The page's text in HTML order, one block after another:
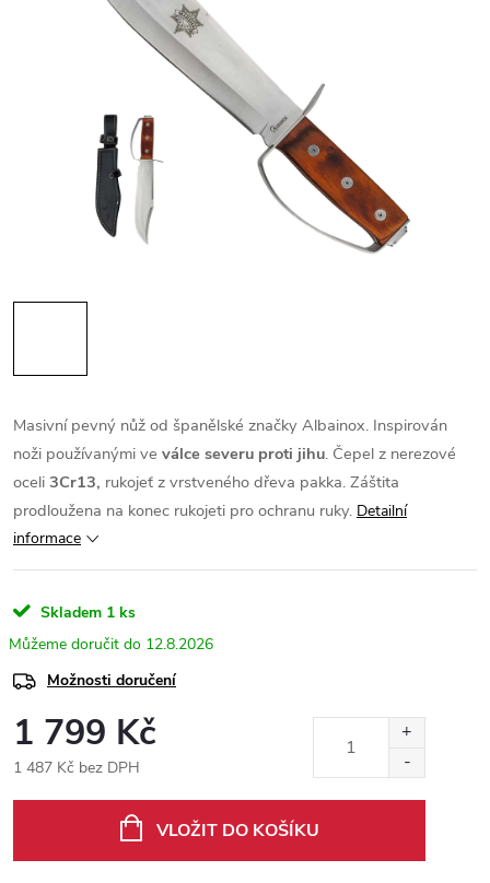
Masivní pevný nůž od španělské značky Albainox. Inspirován
noži používanými ve válce severu proti jihu. Čepel z nerezové
oceli 3Cr13, rukojeť z vrstveného dřeva pakka. Záštita
prodloužena na konec rukojeti pro ochranu ruky. Detailní
informace
Skladem 1 ks
12.8.2026
Možnosti doručení
1 799 Kč
1 487 Kč bez DPH
VLOŽIT DO KOŠÍKU